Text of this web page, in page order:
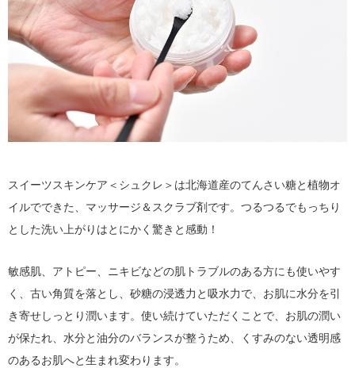
スイーツスキンケア＜シュクレ＞は北海道産のてんさい糖と植物オ
イルでできた、マッサージ＆スクラブ剤です。つるつるでもっちり
とした洗い上がりはとにかく驚きと感動！
敏感肌、アトピー、ニキビなどの肌トラブルのある方にも使いやす
く、古い角質を落とし、砂糖の浸透力と吸水力で、お肌に水分を引
き寄せしっとり潤います。使い続けていただくことで、お肌の潤い
が保たれ、水分と油分のバランスが整うため、くすみのない透明感
のあるお肌へと生まれ変わります。